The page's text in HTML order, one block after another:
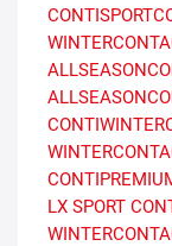
LX SPORT